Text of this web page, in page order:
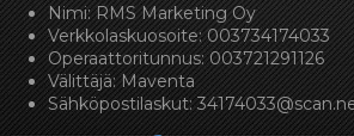
Nimi: RMS Marketing Oy
Verkkolaskuosoite: 003734174033
Operaattoritunnus: 003721291126
Välittäjä: Maventa
Sähköpostilaskut: